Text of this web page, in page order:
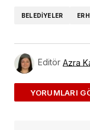
BELEDIYELER
Editör Azra
ADD A